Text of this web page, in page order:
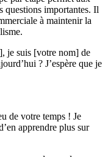
questions importantes. Il
à maintenir la
je suis [votre nom] de
? J’espère que je
de votre temps ! Je
apprendre plus sur